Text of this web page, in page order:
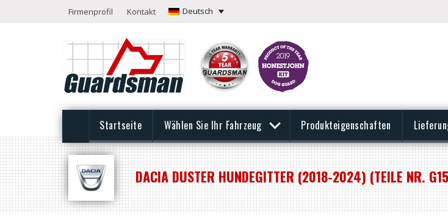
Firmenprofil Kontakt Deutsch
Startseite Wählen Sie Ihr Fahrzeug Produkteigenschaften
DACIA DUSTER HUNDEGITTER (2018-2024) (TEILE NR.